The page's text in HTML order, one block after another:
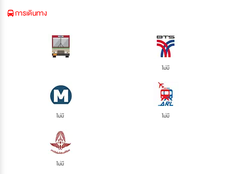
การเดินทาง
ไม่มี
ไม่มี ไม่มี
ไม่มี